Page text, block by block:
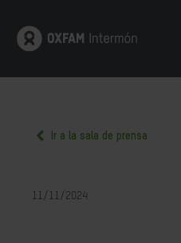
Ir a la sala de prensa
11/11/2024